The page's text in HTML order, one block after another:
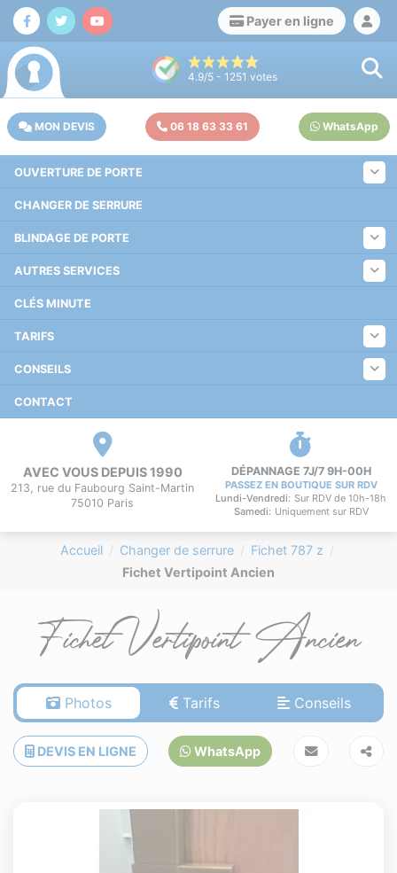
Payer en ligne
OUVERTURE DE PORTE
CHANGER DE SERRURE
BLINDAGE DE PORTE
AUTRES SERVICES
CLÉS MINUTE
TARIFS
CONSEILS
CONTACT
4.9/5 - 1251 votes
MON DEVIS 06 18 63 33 61 WhatsApp
AVEC VOUS DEPUIS 1990
213, rue du Faubourg Saint-Martin
75010 Paris
DÉPANNAGE 7J/7 9H-00H
PASSEZ EN BOUTIQUE SUR RDV
Lundi-Vendredi: Sur RDV de 10h-18h
Samedi: Uniquement sur RDV
Accueil Changer de serrure
Fichet 787 z
Fichet Vertipoint Ancien
Fichet Vertipoint Ancien
Photos Tarifs Conseils
DEVIS EN LIGNE WhatsApp